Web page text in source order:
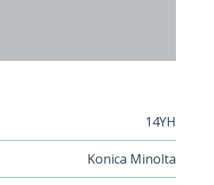
14YH
Konica Minolta